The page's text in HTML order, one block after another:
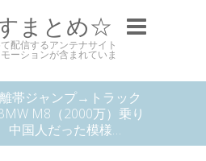
まとめ☆
配信するアンテナサイト
ーションが含まれていま
帯ジャンプ→トラック
M8（2000万）乗り
中国人だった模様…